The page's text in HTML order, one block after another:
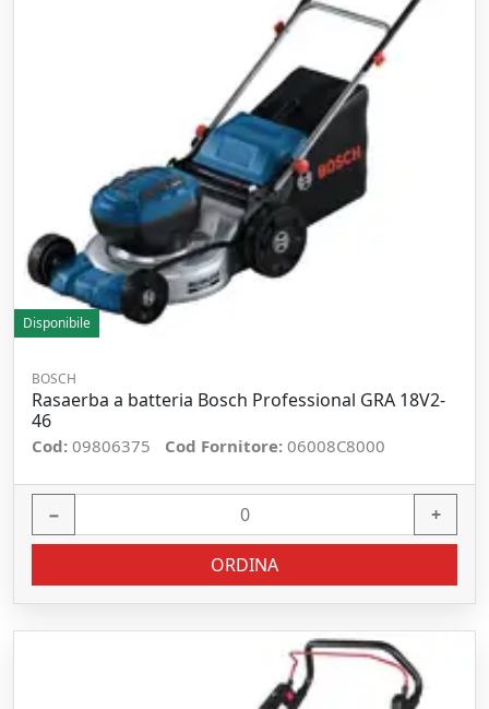
Disponibile
BOSCH
Rasaerba a batteria Bosch Professional GRA 18V2-
46
Cod: 09806375 Cod Fornitore: 06008C8000
− +
ORDINA